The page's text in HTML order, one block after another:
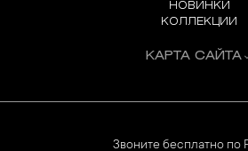
НОВИНКИ
КОЛЛЕКЦИИ
КАРТА САЙТА
Звоните бесплатно по